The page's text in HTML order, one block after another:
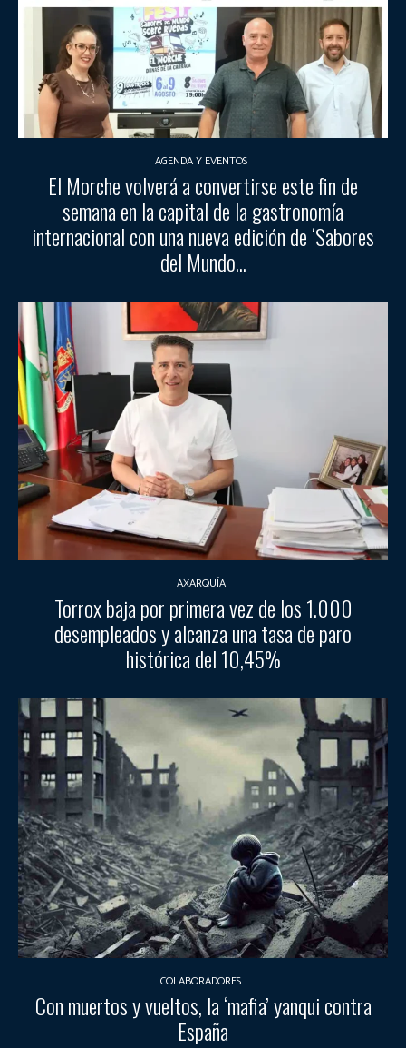
AGENDA Y EVENTOS
El Morche volverá a convertirse este fin de
semana en la capital de la gastronomía
internacional con una nueva edición de ‘Sabores
del Mundo...
AXARQUÍA
Torrox baja por primera vez de los 1.000
desempleados y alcanza una tasa de paro
histórica del 10,45%
COLABORADORES
Con muertos y vueltos, la ‘mafia’ yanqui contra
España